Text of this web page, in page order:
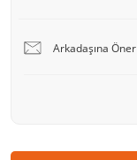
Arkadaşına Öner